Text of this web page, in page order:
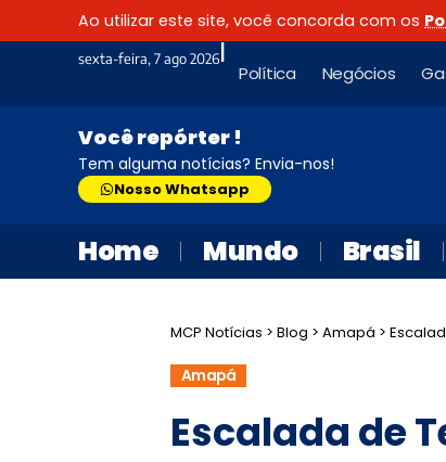
Ao utilizar este site, você concorda com os
sexta-feira, 7 ago 2026|
Política Negócios
Você repórter !
Tem alguma notícias? Envia-nos!
Nosso Whatsapp
Home Mundo Brasil
MCP Notícias > Blog > Amapá >
Amapá
Escalada de